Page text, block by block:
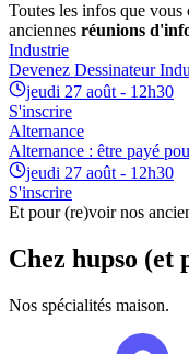
Toutes les infos que vous
anciennes réunions
Industrie
Devenez Dessinateur
jeudi 27 août - 12h30
S'inscrire
Alternance
Alternance : être payé
jeudi 27 août - 12h30
S'inscrire
Et pour (re)voir nos
Chez hupso (et
Nos spécialités maison.